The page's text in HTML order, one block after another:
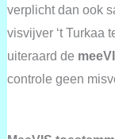
verplicht dan ook
visvijver ‘t Turkaa
uiteraard de
controle geen